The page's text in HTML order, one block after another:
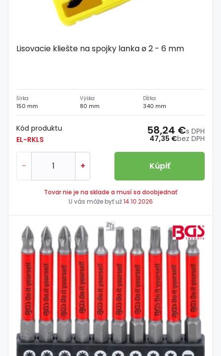
Lisovacie kliešte na spojky lanka ø 2 - 6 mm
Šírka
150 mm
Výška
80 mm
Dĺžka
340 mm
Kód produktu
EL-RKLS
47,35 €bez DPH
58,24 €s DPH
- + Kúpiť
Tovar nie je na sklade a musí sa doobjednať
U vás môže byť už14.10.2026